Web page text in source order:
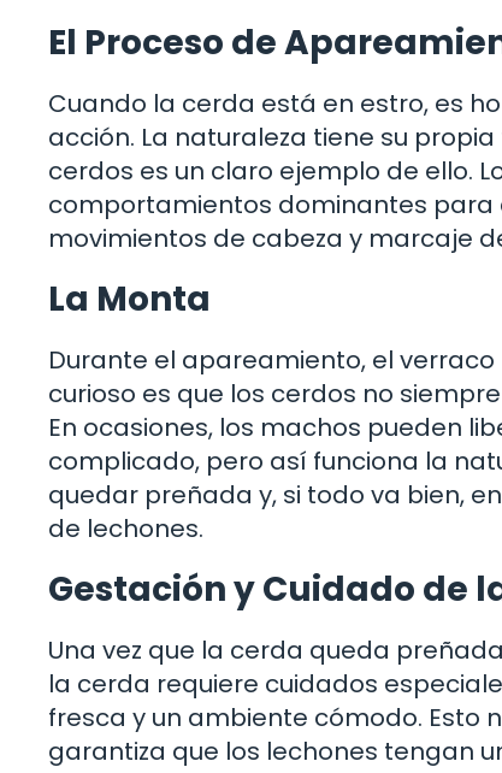
El Proceso de
Cuando la cerda está en estro, es
acción. La naturaleza tiene su
cerdos es un claro ejemplo de ello.
comportamientos dominantes para
movimientos de cabeza y marcaje
La Monta
Durante el apareamiento, el
curioso es que los cerdos no
En ocasiones, los machos pueden
complicado, pero así funciona la
quedar preñada y, si todo va bien,
de lechones.
Gestación y Cuidado de
Una vez que la cerda queda
la cerda requiere cuidados
fresca y un ambiente cómodo. Esto
garantiza que los lechones tengan